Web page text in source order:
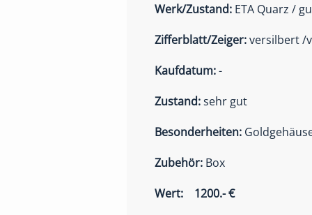
Werk/Zustand: ETA Quarz /
Zifferblatt/Zeiger:versilbert /
Kaufdatum:-
Zustand:sehr gut
Besonderheiten:
Zubehör: Box
Wert: 1200.- €